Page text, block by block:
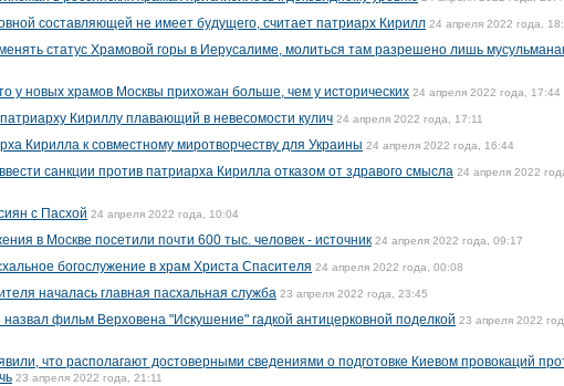
составляющей не имеет будущего, считает патриарх Кирилл 24 апреля 2022 года,
статус Храмовой горы в Иерусалиме, молиться там разрешено лишь
у новых храмов Москвы прихожан больше, чем у исторических 24 апреля 2022 года, 17:44
Кириллу плавающий в невесомости кулич 24 апреля 2022 года, 17:11
Кирилла к совместному миротворчеству для Украины 24 апреля 2022 года, 16:44
санкции против патриарха Кирилла отказом от здравого смысла 24 апреля 2022
с Пасхой 24 апреля 2022 года, 10:04
в Москве посетили почти 600 тыс. человек - источник 24 апреля 2022 года, 09:17
богослужение в храм Христа Спасителя 24 апреля 2022 года, 00:08
началась главная пасхальная служба 23 апреля 2022 года, 23:45
фильм Верховена "Искушение" гадкой антицерковной поделкой 23 апреля 2022
что располагают достоверными сведениями о подготовке Киевом провокаций
23 апреля 2022 года, 21:11